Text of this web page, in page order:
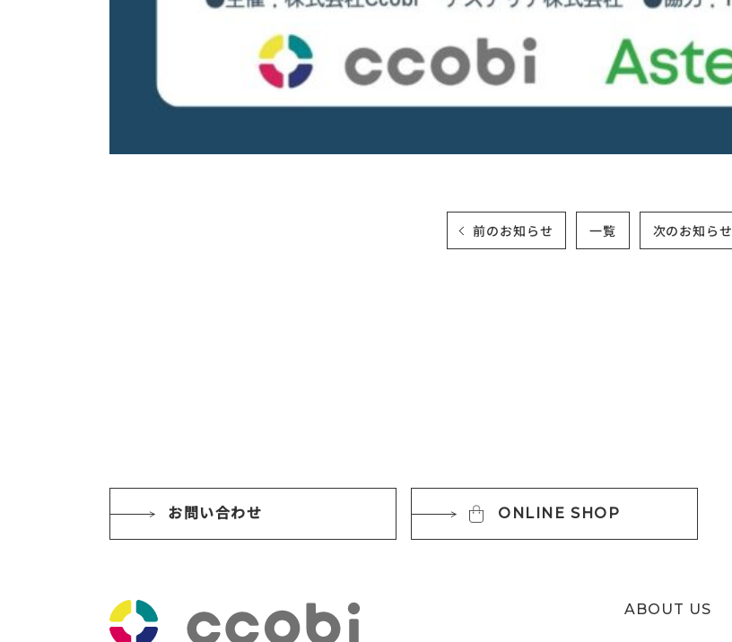
前のお知らせ 一覧 次のお知らせ
お問い合わせ ONLINE SHOP
ABOUT US